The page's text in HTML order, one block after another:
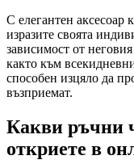
С елегантен аксесоар
изразите своята
зависимост от
както към
способен изцяло да
възприемат.
Какви ръчни
откриете в